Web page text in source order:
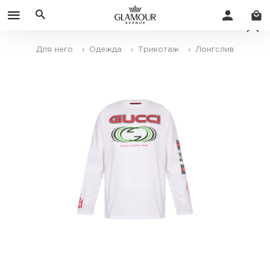
Для него › Одежда › Трикотаж › Лонгслив